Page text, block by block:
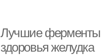
Лучшие ферменты
здоровья желудка